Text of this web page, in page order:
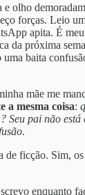
olho
forças. Leio
apita. É
da próxima
baita
mãe me
a mesma coisa:
Seu pai não está
.
de ficção. Sim,
enquanto